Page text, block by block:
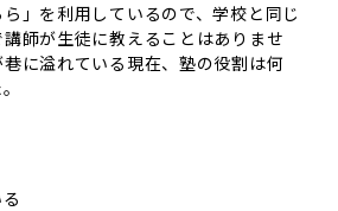
」を利用しているので、学校と同じ
師が生徒に教えることはありませ
に溢れている現在、塾の役割は何